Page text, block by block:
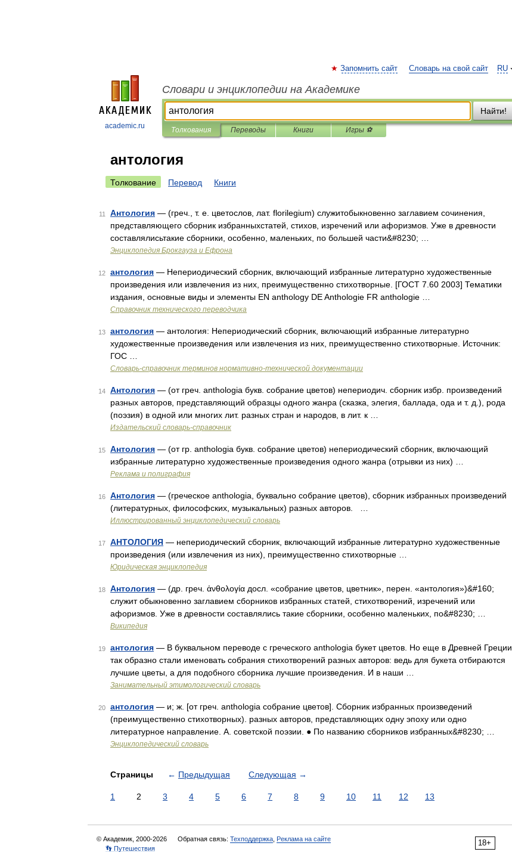
academic.ru
RU
Запомнить сайт Словарь на свой сайт
Словари и энциклопедии на Академике
Найти!
Толкования Переводы Книги Игры ⚽
антология
Толкование Перевод Книги
11 Антология — (греч., т. е. цветослов, лат. florilegium) служитобыкновенно заглавием сочинения,
представляющего сборник избранныхстатей, стихов, изречений или афоризмов. Уже в древности
составлялисьтакие сборники, особенно, маленьких, по большей части&#8230; …
Энциклопедия Брокгауза и Ефрона
12 антология — Непериодический сборник, включающий избранные литературно художественные
произведения или извлечения из них, преимущественно стихотворные. [ГОСТ 7.60 2003] Тематики
издания, основные виды и элементы EN anthology DE Anthologie FR anthologie …
Справочник технического переводчика
13 антология — антология: Непериодический сборник, включающий избранные литературно
художественные произведения или извлечения из них, преимущественно стихотворные. Источник:
ГОС …
Словарь-справочник терминов нормативно-технической документации
14 Антология — (от греч. anthologia букв. собрание цветов) непериодич. сборник избр. произведений
разных авторов, представляющий образцы одного жанра (сказка, элегия, баллада, ода и т. д.), рода
(поэзия) в одной или многих лит. разных стран и народов, в лит. к …
Издательский словарь-справочник
15 Антология — (от гр. anthologia букв. собрание цветов) непериодический сборник, включающий
избранные литературно художественные произведения одного жанра (отрывки из них) …
Реклама и полиграфия
16 Антология — (греческое anthologia, буквально собрание цветов), сборник избранных произведений
(литературных, философских, музыкальных) разных авторов. …
Иллюстрированный энциклопедический словарь
17 АНТОЛОГИЯ — непериодический сборник, включающий избранные литературно художественные
произведения (или извлечения из них), преимущественно стихотворные …
Юридическая энциклопедия
18 Антология — (др. греч. ἀνθολογία досл. «собрание цветов, цветник», перен. «антология»)&#160;
служит обыкновенно заглавием сборников избранных статей, стихотворений, изречений или
афоризмов. Уже в древности составлялись такие сборники, особенно маленьких, по&#8230; …
Википедия
19 антология — В буквальном переводе с греческого anthologia букет цветов. Но еще в Древней Греции
так образно стали именовать собрания стихотворений разных авторов: ведь для букета отбираются
лучшие цветы, а для подобного сборника лучшие произведения. И в наши …
Занимательный этимологический словарь
20 антология — и; ж. [от греч. anthologia собрание цветов]. Сборник избранных произведений
(преимущественно стихотворных). разных авторов, представляющих одну эпоху или одно
литературное направление. А. советской поэзии. ● По названию сборников избранных&#8230; …
Энциклопедический словарь
Страницы ← Предыдущая Следующая →
1 2 3 4 5 6 7 8 9 10 11 12 13
18+
© Академик, 2000-2026 Обратная связь: Техподдержка Реклама на сайте
👣 Путешествия